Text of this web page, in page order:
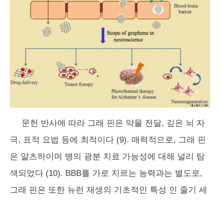
문헌 반사에 따라 그래 핀은 약물 전달, 깊은 뇌 자
극, 표적 요법 등에 최적이다 (9). 매력적으로, 그래 핀
은 알츠하이머 병의 광분 치료 가능성에 대해 널리 탐
색되었다 (10). BBB를 가로 지르는 능력과는 별도로,
그래 핀은 또한 뉴런 재생의 기초적인 특성 인 줄기 세